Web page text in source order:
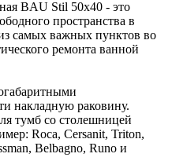
BAU Stil 50х40 - это
пространства в
самых важных пунктов во
ремонта ванной
накладную раковину.
тумб со столешницей
Roca, Cersanit, Triton,
Belbagno, Runo и